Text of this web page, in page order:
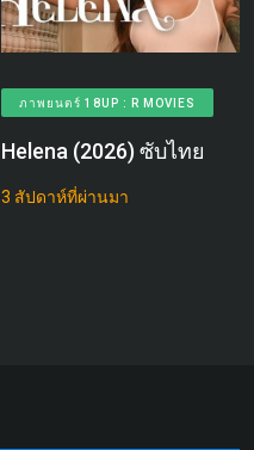
ภาพยนตร์ 18UP : R MOVIES
Helena (2026) ซับไทย
3 สัปดาห์ที่ผ่านมา